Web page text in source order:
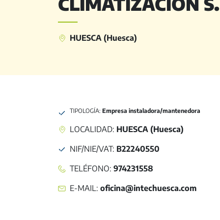
HUESCA (Huesca)
TIPOLOGÍA: Empresa instaladora/mantenedora
LOCALIDAD: HUESCA (Huesca)
NIF/NIE/VAT: B22240550
TELÉFONO: 974231558
E-MAIL: oficina@intechuesca.com